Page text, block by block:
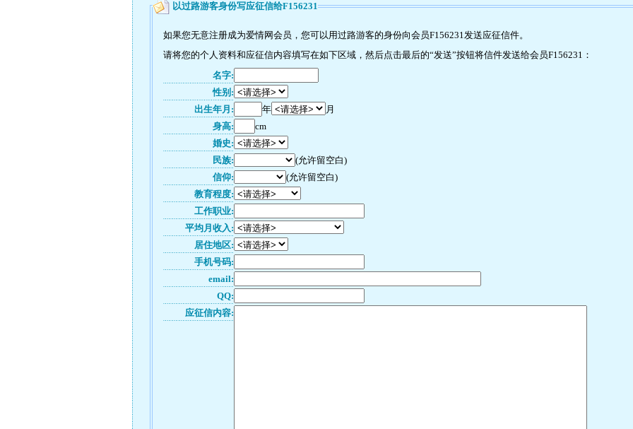
以过路游客身份写应征信给F156231
如果您无意注册成为爱情网会员，您可以用过路游客的身份向会员F156231发送应征信件。
请将您的个人资料和应征信内容填写在如下区域，然后点击最后的“发送”按钮将信件发送给会员F156231：
名字:
性别:
出生年月:
年
月
身高:
cm
婚史:
民族:
(允许留空白)
信仰:
(允许留空白)
教育程度:
工作职业:
平均月收入:
居住地区:
手机号码:
email:
QQ:
应征信内容: